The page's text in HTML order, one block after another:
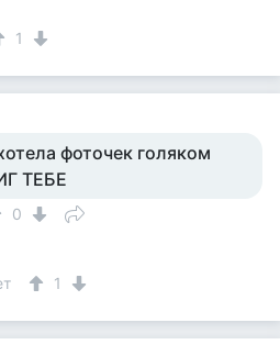
1
фоточек голяком
ТЕБЕ
0
1